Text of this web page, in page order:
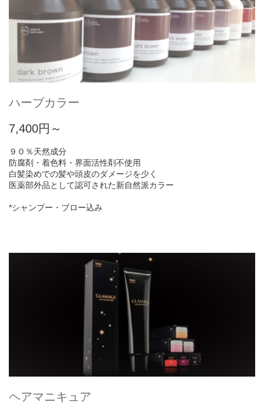
ハーブカラー
7,400円～
９０％天然成分
防腐剤・着色料・界面活性剤不使用
白髪染めでの髪や頭皮のダメージを少く
医薬部外品として認可された新自然派カラー
*シャンプー・ブロー込み
ヘアマニキュア